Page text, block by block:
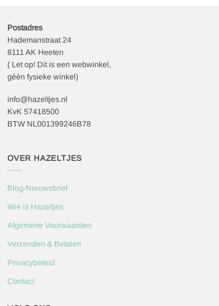
Postadres
Hademanstraat 24
8111 AK Heeten
( Let op! Dit is een webwinkel,
géén fysieke winkel)
info@hazeltjes.nl
KvK 57418500
BTW NL001399246B78
OVER HAZELTJES
Blog-Nieuwsbrief
Wie is Hazeltjes
Algemene Voorwaarden
Verzenden & Betalen
Privacybeleid
Contact